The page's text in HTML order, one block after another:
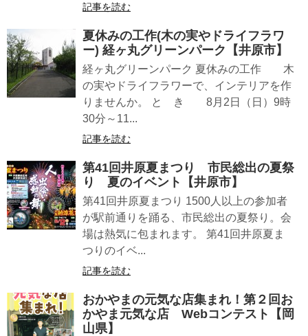
記事を読む
夏休みの工作(木の実やドライフラワ
ー) 経ヶ丸グリーンパーク【井原市】
経ヶ丸グリーンパーク 夏休みの工作 木
の実やドライフラワーで、インテリアを作
りませんか。 と き 8月2日（日）9時
30分～11...
記事を読む
第41回井原夏まつり 市民総出の夏祭
り 夏のイベント【井原市】
第41回井原夏まつり 1500人以上の参加者
が駅前通りを踊る、市民総出の夏祭り。会
場は熱気に包まれます。 第41回井原夏ま
つりのイベ...
記事を読む
おかやまの元気な店集まれ！第２回お
かやま元気な店 Webコンテスト【岡
山県】